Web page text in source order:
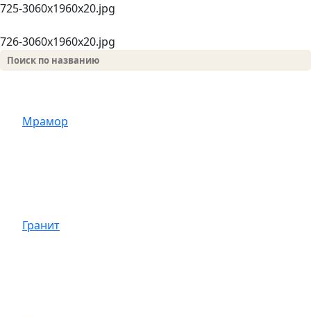
725-3060х1960x20.jpg
726-3060х1960x20.jpg
Мрамор
Гранит